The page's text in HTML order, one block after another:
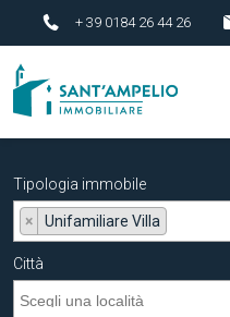
+ 39 0184 26 44 26
Tipologia immobile
× Unifamiliare Villa
Città